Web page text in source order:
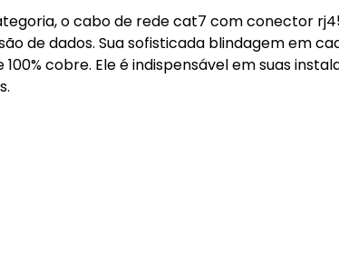
o cabo de rede cat7 com conector
de dados. Sua sofisticada blindagem em
cobre. Ele é indispensável em suas